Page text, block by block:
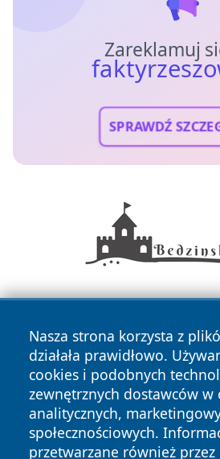
Zareklamuj
SPRAWDŹ
Nasza strona korzysta z
działała prawidłowo.
cookies i podobnych
zewnętrznych dostawców w
analitycznych,
społecznościowych.
przetwarzane również przez
Copyright © 2026 faktyrzeszow.pl
zastrzeżone.